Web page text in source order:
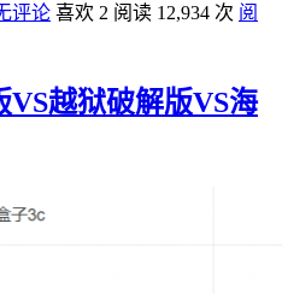
评论 喜欢 2 阅读 12,934 次 阅
越狱破解版VS海